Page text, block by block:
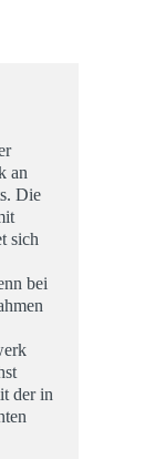
an
Die
sich
bei
der in